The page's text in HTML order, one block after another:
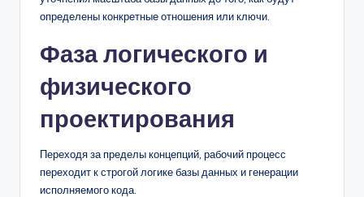
определены конкретные отношения или ключи.
Фаза логического и
физического
проектирования
Переходя за пределы концепций, рабочий процесс
переходит к строгой логике базы данных и генерации
исполняемого кода.